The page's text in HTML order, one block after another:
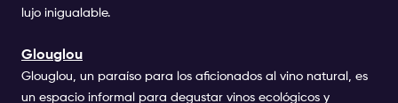
lujo inigualable.
Glouglou
Glouglou, un paraíso para los aficionados al vino natural, es
un espacio informal para degustar vinos ecológicos y